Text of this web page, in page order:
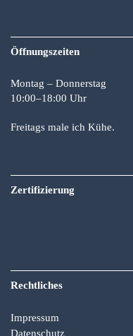
Öffnungszeiten
Montag – Donnerstag
10:00–18:00 Uhr
Freitags male ich Kühe.
Zertifizierung
Rechtliches
Impressum
Datenschutz